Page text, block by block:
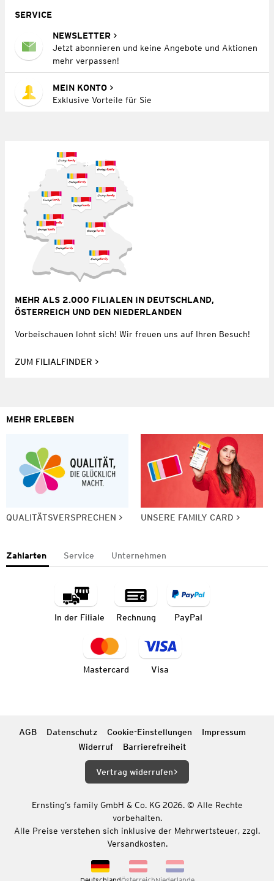
SERVICE
NEWSLETTER
Jetzt abonnieren und keine Angebote und Aktionen
mehr verpassen!
MEIN KONTO
Exklusive Vorteile für Sie
MEHR ALS 2.000 FILIALEN IN DEUTSCHLAND,
ÖSTERREICH UND DEN NIEDERLANDEN
Vorbeischauen lohnt sich! Wir freuen uns auf Ihren Besuch!
ZUM FILIALFINDER
MEHR ERLEBEN
QUALITÄTSVERSPRECHEN UNSERE FAMILY CARD
Zahlarten Service Unternehmen
In der Filiale Rechnung PayPal
Mastercard Visa
AGB Datenschutz Cookie-Einstellungen
Impressum
Widerruf
Barrierefreiheit
Vertrag widerrufen
Ernsting’s family GmbH & Co. KG 2026. © Alle Rechte
vorbehalten.
Alle Preise verstehen sich inklusive der Mehrwertsteuer, zzgl.
Versandkosten.